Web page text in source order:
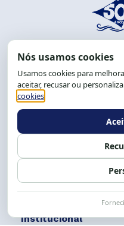
End.: R. da
CEP:
Tel.: (71) 2104-5457,
Expediente:
Siga nossas redes
Institucional